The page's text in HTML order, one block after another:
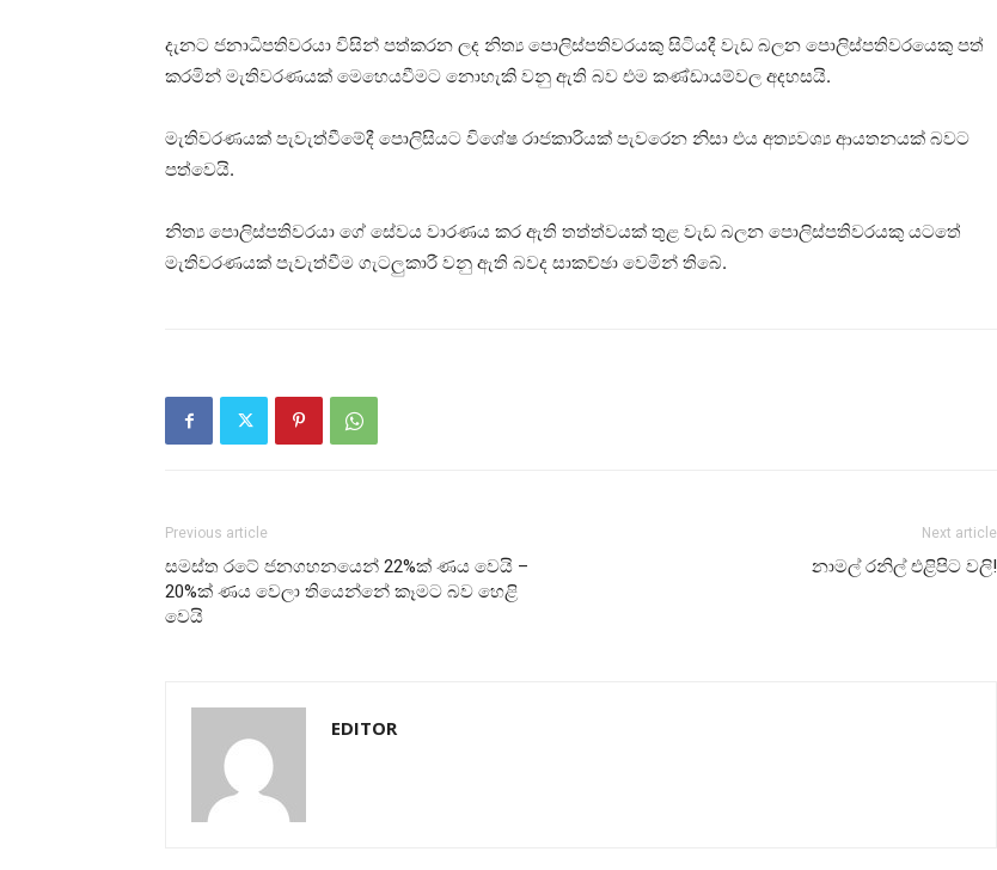
දැනට ජනාධිපතිවරයා විසින් පත්කරන ලද නිත්‍ය පොලිස්පතිවරයකු සිටියදී වැඩ බලන පොලිස්පතිවරයෙකු පත්
කරමින් මැතිවරණයක් මෙහෙයවීමට නොහැකි වනු ඇති බව එම කණ්ඩායම්වල අදහසයි.
මැතිවරණයක් පැවැත්වීමේදී පොලිසියට විශේෂ රාජකාරියක් පැවරෙන නිසා එය අත්‍යවශ්‍ය ආයතනයක් බවට
පත්වෙයි.
නිත්‍ය පොලිස්පතිවරයා ගේ සේවය වාරණය කර ඇති තත්ත්වයක් තුළ වැඩ බලන පොලිස්පතිවරයකු යටතේ
මැතිවරණයක් පැවැත්වීම ගැටලුකාරී වනු ඇති බවද සාකච්ඡා වෙමින් තිබේ.
Previous article
සමස්ත රටේ ජනගහනයෙන් 22%ක් ණය වෙයි –
20%ක් ණය වෙලා තියෙන්නේ කෑමට බව හෙළි
වෙයි
Next article
නාමල් රනිල් එළිපිට වලි!
EDITOR